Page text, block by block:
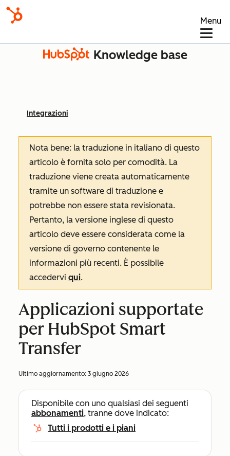
Menu
Knowledge base
Integrazioni
Nota bene: la traduzione in italiano di questo
articolo è fornita solo per comodità. La
traduzione viene creata automaticamente
tramite un software di traduzione e
potrebbe non essere stata revisionata.
Pertanto, la versione inglese di questo
articolo deve essere considerata come la
versione di governo contenente le
informazioni più recenti. È possibile
accedervi qui.
Applicazioni supportate
per HubSpot Smart
Transfer
Ultimo aggiornamento: 3 giugno 2026
Disponibile con uno qualsiasi dei seguenti
abbonamenti, tranne dove indicato:
Tutti i prodotti e i piani